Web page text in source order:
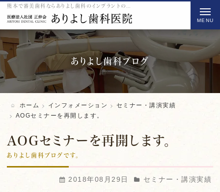
ありよし歯科ブログ
ホーム インフォメーション
セミナー・講演実績
AOGセミナーを再開します。
AOGセミナーを再開します。
ありよし歯科ブログです。
2018年08月29日 セミナー・講演実績
t
o
g
l
t
i